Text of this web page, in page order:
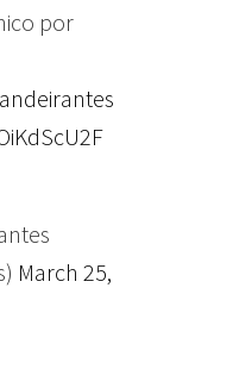
por
March 25,